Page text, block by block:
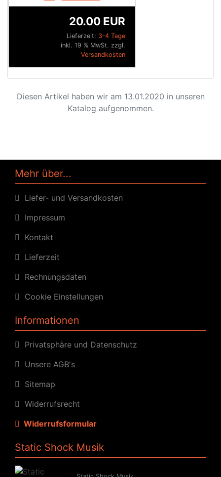
Lieferzeit: 3-4 Tage
20.00 EUR
inkl. 19 % MwSt. zzgl.
Versandkosten
Diesen Artikel haben wir am 13.01.2020 in unseren
Katalog aufgenommen.
Mehr über...
Liefer- und Versandkosten
Impressum
Kontakt
Lieferzeit
Rechnungsdaten
Cookie Einstellungen
Informationen
Privatsphäre und Datenschutz
Unsere AGB's
Sitemap
Widerrufsrecht
Widerrufsformular
Static Shock Musik